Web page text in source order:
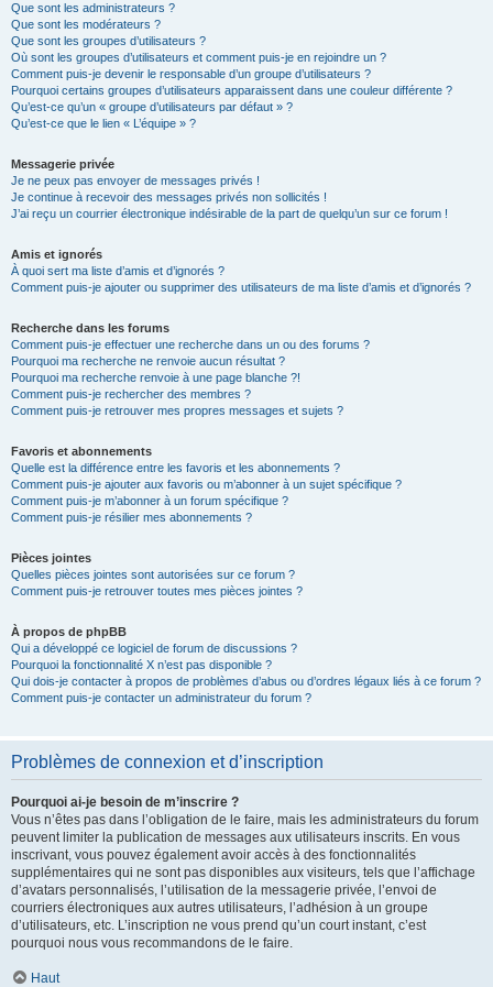
Que sont les administrateurs ?
Que sont les modérateurs ?
Que sont les groupes d’utilisateurs ?
Où sont les groupes d’utilisateurs et comment puis-je en rejoindre un ?
Comment puis-je devenir le responsable d’un groupe d’utilisateurs ?
Pourquoi certains groupes d’utilisateurs apparaissent dans une couleur différente ?
Qu’est-ce qu’un « groupe d’utilisateurs par défaut » ?
Qu’est-ce que le lien « L’équipe » ?
Messagerie privée
Je ne peux pas envoyer de messages privés !
Je continue à recevoir des messages privés non sollicités !
J’ai reçu un courrier électronique indésirable de la part de quelqu’un sur ce forum !
Amis et ignorés
À quoi sert ma liste d’amis et d’ignorés ?
Comment puis-je ajouter ou supprimer des utilisateurs de ma liste d’amis et d’ignorés ?
Recherche dans les forums
Comment puis-je effectuer une recherche dans un ou des forums ?
Pourquoi ma recherche ne renvoie aucun résultat ?
Pourquoi ma recherche renvoie à une page blanche ?!
Comment puis-je rechercher des membres ?
Comment puis-je retrouver mes propres messages et sujets ?
Favoris et abonnements
Quelle est la différence entre les favoris et les abonnements ?
Comment puis-je ajouter aux favoris ou m’abonner à un sujet spécifique ?
Comment puis-je m’abonner à un forum spécifique ?
Comment puis-je résilier mes abonnements ?
Pièces jointes
Quelles pièces jointes sont autorisées sur ce forum ?
Comment puis-je retrouver toutes mes pièces jointes ?
À propos de phpBB
Qui a développé ce logiciel de forum de discussions ?
Pourquoi la fonctionnalité X n’est pas disponible ?
Qui dois-je contacter à propos de problèmes d’abus ou d’ordres légaux liés à ce forum ?
Comment puis-je contacter un administrateur du forum ?
Problèmes de connexion et d’inscription
Pourquoi ai-je besoin de m’inscrire ?
Vous n’êtes pas dans l’obligation de le faire, mais les administrateurs du forum
peuvent limiter la publication de messages aux utilisateurs inscrits. En vous
inscrivant, vous pouvez également avoir accès à des fonctionnalités
supplémentaires qui ne sont pas disponibles aux visiteurs, tels que l’affichage
d’avatars personnalisés, l’utilisation de la messagerie privée, l’envoi de
courriers électroniques aux autres utilisateurs, l’adhésion à un groupe
d’utilisateurs, etc. L’inscription ne vous prend qu’un court instant, c’est
pourquoi nous vous recommandons de le faire.
Haut